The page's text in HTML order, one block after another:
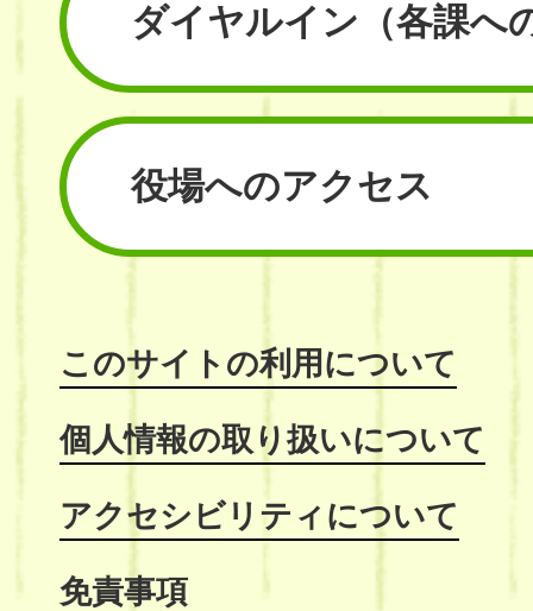
ダイヤルイン （各課へ
役場へのアクセス
このサイトの利用について
個人情報の取り扱いについて
アクセシビリティについて
免責事項